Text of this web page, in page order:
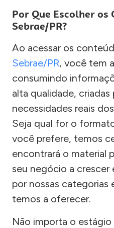
Por Que Escolher os
Sebrae/PR?
Ao acessar os
Sebrae/PR, você tem
consumindo
alta qualidade, criadas
necessidades reais
Seja qual for o
você prefere, temos
encontrará o material
seu negócio a crescer
por nossas categorias
temos a oferecer.
Não importa o estágio